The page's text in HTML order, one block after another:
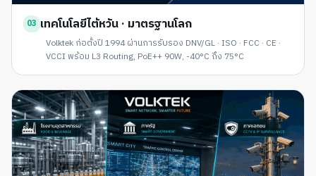
03 เทคโนโลยีไต้หวัน · มาตรฐานโลก
Volktek ก่อตั้งปี 1994 ผ่านการรับรอง DNV/GL · ISO · FCC · CE ·
VCCI พร้อม L3 Routing, PoE++ 90W, -40°C ถึง 75°C